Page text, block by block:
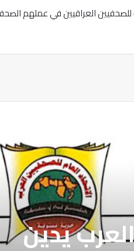
للصحفيين العراقيين في عملهم
يدين